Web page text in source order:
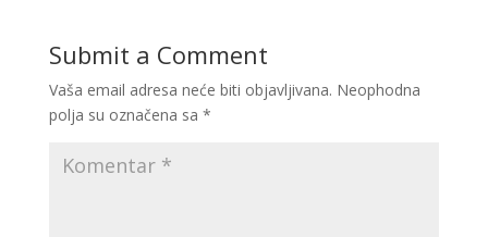
Submit a Comment
Vaša email adresa neće biti objavljivana. Neophodna
polja su označena sa *